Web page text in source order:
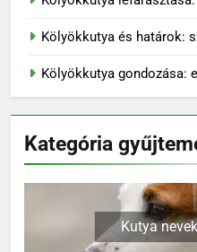
Kölyökkutya és határok:
Kölyökkutya gondozása:
Kategória
Kutya nevek